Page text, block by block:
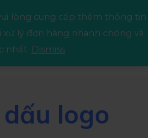
logo
lòng cung cấp thêm thông tin
lý đơn hàng nhanh chóng và
nhất. Dismiss